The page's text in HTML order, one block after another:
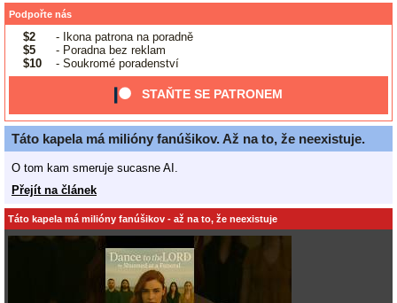
Podpořte nás
$2
- Ikona patrona na poradně
$5
- Poradna bez reklam
$10
- Soukromé poradenství
STAŇTE SE PATRONEM
Táto kapela má milióny fanúšikov. Až na to, že neexistuje.
O tom kam smeruje sucasne AI.
Přejít na článek
Táto kapela má milióny fanúšikov - až na to, že neexistuje